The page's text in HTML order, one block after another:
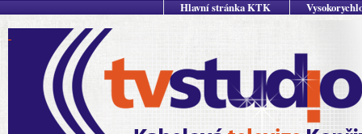
Hlavní stránka KTK